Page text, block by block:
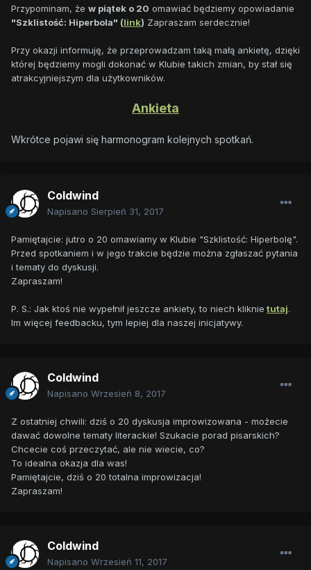
Przypominam, że w piątek o 20 omawiać będziemy opowiadanie
"Szklistość: Hiperbola" (link) Zapraszam serdecznie!
Przy okazji informuję, że przeprowadzam taką małą ankietę, dzięki
której będziemy mogli dokonać w Klubie takich zmian, by stał się
atrakcyjniejszym dla użytkowników.
Ankieta
Wkrótce pojawi się harmonogram kolejnych spotkań.
Coldwind
Napisano Sierpień 31, 2017
Pamiętajcie: jutro o 20 omawiamy w Klubie "Szklistość: Hiperbolę".
Przed spotkaniem i w jego trakcie będzie można zgłaszać pytania
i tematy do dyskusji.
Zapraszam!
P. S.: Jak ktoś nie wypełnił jeszcze ankiety, to niech kliknie tutaj.
Im więcej feedbacku, tym lepiej dla naszej inicjatywy.
Coldwind
Napisano Wrzesień 8, 2017
Z ostatniej chwili: dziś o 20 dyskusja improwizowana - możecie
dawać dowolne tematy literackie! Szukacie porad pisarskich?
Chcecie coś przeczytać, ale nie wiecie, co?
To idealna okazja dla was!
Pamiętajcie, dziś o 20 totalna improwizacja!
Zapraszam!
Coldwind
Napisano Wrzesień 11, 2017